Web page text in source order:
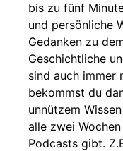
bis zu fünf
und persönliche
Gedanken zu
Geschichtliche
sind auch immer
bekommst du
unnützem
alle zwei
Podcasts gibt.